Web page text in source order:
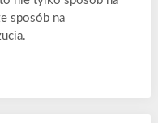
sposób na